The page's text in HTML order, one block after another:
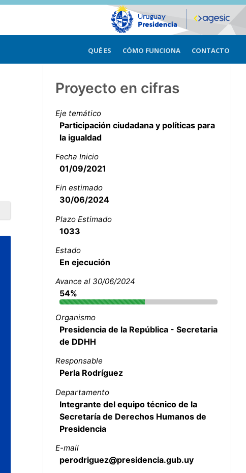
QUÉ ES CÓMO FUNCIONA CONTACTO
Proyecto en cifras
Eje temático
Participación ciudadana y políticas para
la igualdad
Fecha Inicio
01/09/2021
Fin estimado
30/06/2024
Plazo Estimado
1033
Estado
En ejecución
Avance al 30/06/2024
54%
Organismo
Presidencia de la República - Secretaria
de DDHH
Responsable
Perla Rodríguez
Departamento
Integrante del equipo técnico de la
Secretaría de Derechos Humanos de
Presidencia
E-mail
perodriguez@presidencia.gub.uy